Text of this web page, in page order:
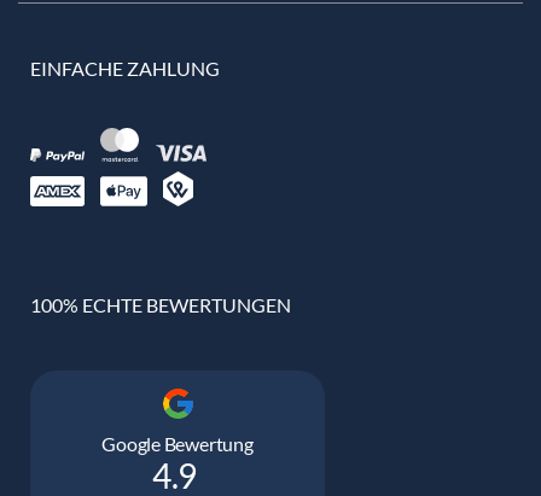
EINFACHE ZAHLUNG
100% ECHTE BEWERTUNGEN
Google Bewertung
4.9